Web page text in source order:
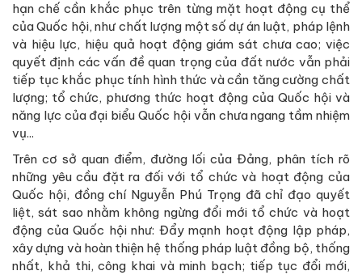
hạn chế cần khắc phục trên từng mặt hoạt động cụ thể
của Quốc hội, như chất lượng một số dự án luật, pháp lệnh
và hiệu lực, hiệu quả hoạt động giám sát chưa cao; việc
quyết định các vấn đề quan trọng của đất nước vẫn phải
tiếp tục khắc phục tính hình thức và cần tăng cường chất
lượng; tổ chức, phương thức hoạt động của Quốc hội và
năng lực của đại biểu Quốc hội vẫn chưa ngang tầm nhiệm
vụ...
Trên cơ sở quan điểm, đường lối của Đảng, phân tích rõ
những yêu cầu đặt ra đối với tổ chức và hoạt động của
Quốc hội, đồng chí Nguyễn Phú Trọng đã chỉ đạo quyết
liệt, sát sao nhằm không ngừng đổi mới tổ chức và hoạt
động của Quốc hội như: Đẩy mạnh hoạt động lập pháp,
xây dựng và hoàn thiện hệ thống pháp luật đồng bộ, thống
nhất, khả thi, công khai và minh bạch; tiếp tục đổi mới,